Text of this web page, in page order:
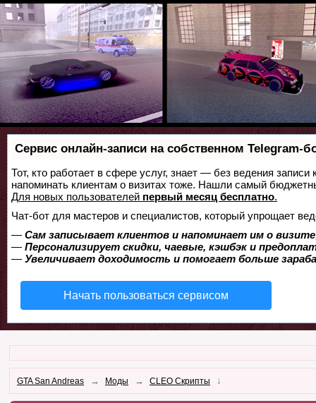
Сервис онлайн-записи на собственном Telegram-
Тот, кто работает в сфере услуг, знает — без ведения
напоминать клиентам о визитах тоже. Нашли самый
Для новых пользователей первый месяц бесплатно.
Чат-бот для мастеров и специалистов, который упрощает
— Сам записывает клиентов и напоминает им о
— Персонализирует скидки, чаевые, кэшбэк и
— Увеличивает доходимость и помогает больше
Начать пользоваться сервисом
GTA San Andreas → Моды → CLEO Скрипты ↓